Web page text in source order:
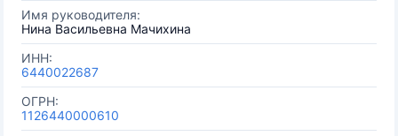
Имя руководителя:
Нина Васильевна Мачихина
ИНН:
6440022687
ОГРН:
1126440000610